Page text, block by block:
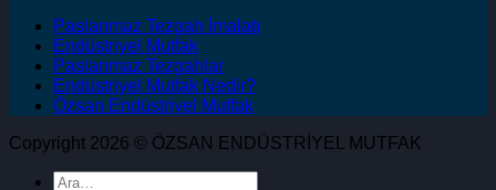
Paslanmaz Tezgah İmalatı
Endüstriyel Mutfak
Paslanmaz Tezgahlar
Endüstriyel Mutfak Nedir?
Özsan Endüstriyel Mutfak
Copyright 2026 © ÖZSAN ENDÜSTRİYEL MUTFAK